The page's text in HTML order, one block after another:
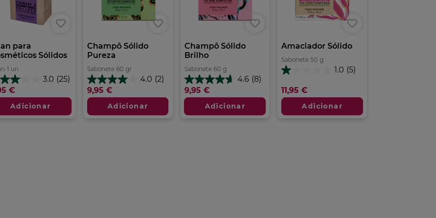
para
Sólidos
1 un
3.0 (25)
€
Adicionar
Champô Sólido
Pureza
Sabonete 60 gr
4.0 (2)
4.0
em
5
estrelas.
2
9,95 €
Adicionar
Champô Sólido
Brilho
Sabonete 60 g
4.6 (8)
4.6
em
5
estrelas.
8
9,95 €
Adicionar
Amaciador Sólido
Sabonete 50 g
1.0 (5)
1.0
5
estrelas.
análises
11,95 €
Adicionar